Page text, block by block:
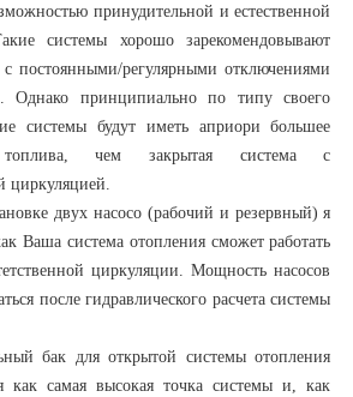
принудительной и естественной
системы хорошо зарекомендовывают
с постоянными/регулярными отключениями
Однако принципиально по типу своего
системы будут иметь априори большее
топлива, чем закрытая система с
циркуляцией.
двух насосо (рабочий и резервный) я
Ваша система отопления сможет работать
циркуляции. Мощность насосов
после гидравлического расчета системы
бак для открытой системы отопления
как самая высокая точка системы и, как